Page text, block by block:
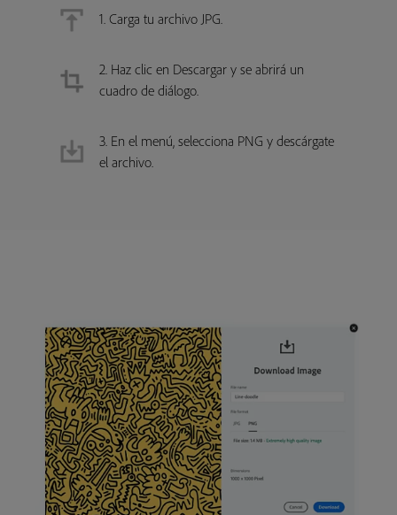
1. Carga tu archivo JPG.
2. Haz clic en Descargar y se abrirá un
cuadro de diálogo.
3. En el menú, selecciona PNG y descárgate
el archivo.